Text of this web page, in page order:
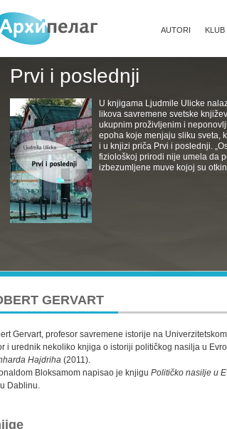
KLUB
AUTORI
Prvi i poslednji
U knjigama Ljudmile Ulicke
likova savremene svetske
ukupnim proživljenim i
epoha koje menjaju sliku sveta,
i u knjizi priča Prvi i poslednji.
fiziološkoj prirodi nije umela da
izbezumljene muve kojoj su
GERVART
Gervart, profesor savremene istorije na
i urednik nekoliko knjiga o istoriji političkog nasi­lja u
Hajdriha (2011).
Bloksa­mom na­­pi­sao je knjigu Političko na­­silje u
Dablinu.